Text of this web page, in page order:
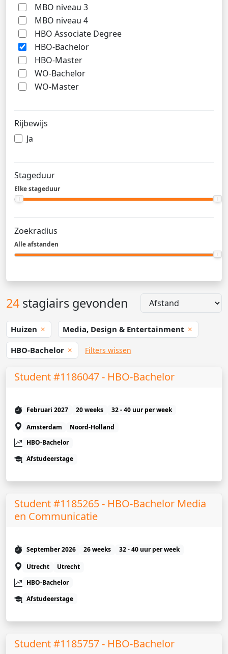
MBO niveau 3
MBO niveau 4
HBO Associate Degree
HBO-Bachelor
HBO-Master
WO-Bachelor
WO-Master
Rijbewijs
Ja
Stageduur
Elke stageduur
Zoekradius
Alle afstanden
24 stagiairs gevonden
Huizen Media, Design & Entertainment
HBO-Bachelor Filters wissen
Student #1186047 - HBO-Bachelor
Februari 2027 20 weeks
32 - 40 uur per week
Amsterdam
Noord-Holland
HBO-Bachelor
Afstudeerstage
Student #1185265 - HBO-Bachelor Media
en Communicatie
September 2026 26 weeks
32 - 40 uur per week
Utrecht
Utrecht
HBO-Bachelor
Afstudeerstage
Student #1185757 - HBO-Bachelor